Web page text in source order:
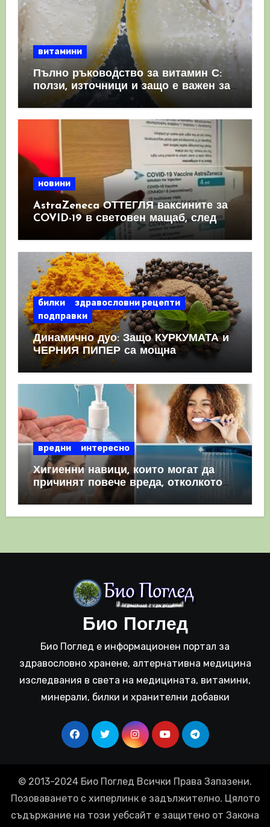
витамини
Пълно ръководство за витамин С:
ползи, източници и защо е важен за
имунната система
новини
AstraZeneca ОТТЕГЛЯ ваксините за
COVID-19 в световен мащаб, след
като призна, че те причиняват
билки
здравословни рецепти
подправки
Динамично дуо: Защо КУРКУМАТА и
ЧЕРНИЯ ПИПЕР са мощна
комбинация
вредни интересно
Хигиенни навици, които могат да
причинят повече вреда, отколкото
полза
Био Поглед
Био Поглед е информационен портал за
здравословно хранене, алтернативна медицина
изследвания в света на медицината, витамини,
минерали, билки и хранителни добавки
© 2013-2024 Био Поглед Всички Права Запазени.
Позоваването с хиперлинк е задължително. Цялото
съдържание на този уебсайт е защитено от Закона